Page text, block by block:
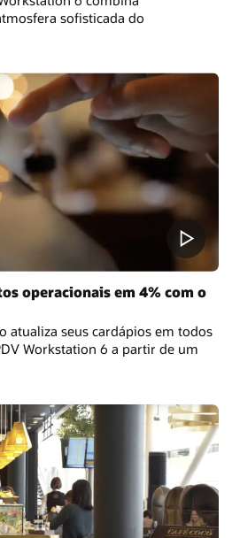
sofisticada do
operacionais em 4% com o
atualiza seus cardápios em todos
Workstation 6 a partir de um